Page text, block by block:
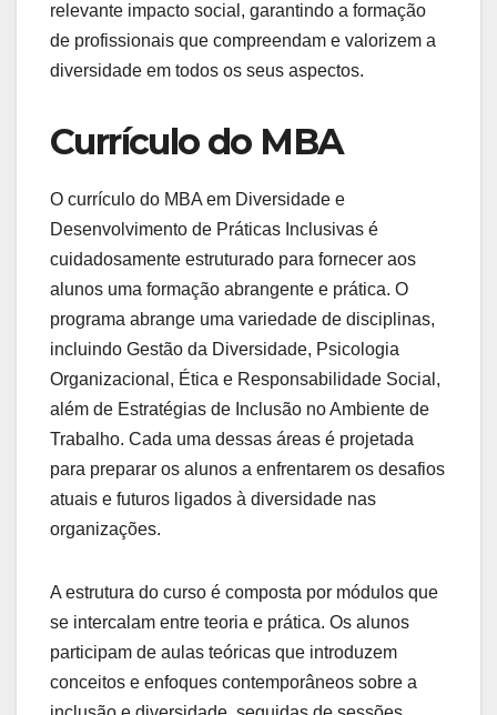
relevante impacto social, garantindo a formação
de profissionais que compreendam e valorizem a
diversidade em todos os seus aspectos.
Currículo do MBA
O currículo do MBA em Diversidade e
Desenvolvimento de Práticas Inclusivas é
cuidadosamente estruturado para fornecer aos
alunos uma formação abrangente e prática. O
programa abrange uma variedade de disciplinas,
incluindo Gestão da Diversidade, Psicologia
Organizacional, Ética e Responsabilidade Social,
além de Estratégias de Inclusão no Ambiente de
Trabalho. Cada uma dessas áreas é projetada
para preparar os alunos a enfrentarem os desafios
atuais e futuros ligados à diversidade nas
organizações.
A estrutura do curso é composta por módulos que
se intercalam entre teoria e prática. Os alunos
participam de aulas teóricas que introduzem
conceitos e enfoques contemporâneos sobre a